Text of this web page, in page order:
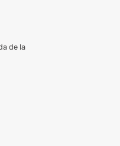
de la